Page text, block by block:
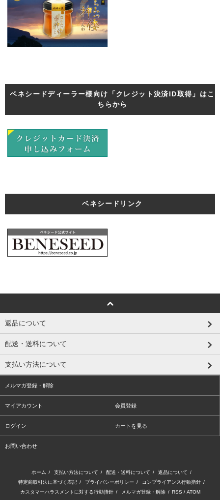
ベネシードディーラー様向け「クレジット決済ID取得」はこ
ちらから
ベネシードリンク
返品について
配送・送料について
支払い方法について
メルマガ登録・解除
マイアカウント 会員登録
ログイン カートを見る
お問い合わせ
ホーム / 支払い方法について / 配送・送料について / 返品について /
特定商取引法に基づく表記 / プライバシーポリシー / コンプライアンス行動指針 /
カスタマーハラスメントに対する行動指針 / メルマガ登録・解除 / RSS / ATOM